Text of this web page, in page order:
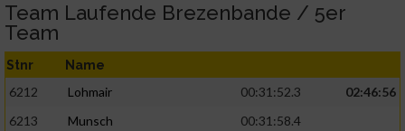
Team Laufende Brezenbande / 5er
Team
Stnr Name
6212 Lohmair 00:31:52.3
02:46:56
6213
Munsch
00:31:58.4